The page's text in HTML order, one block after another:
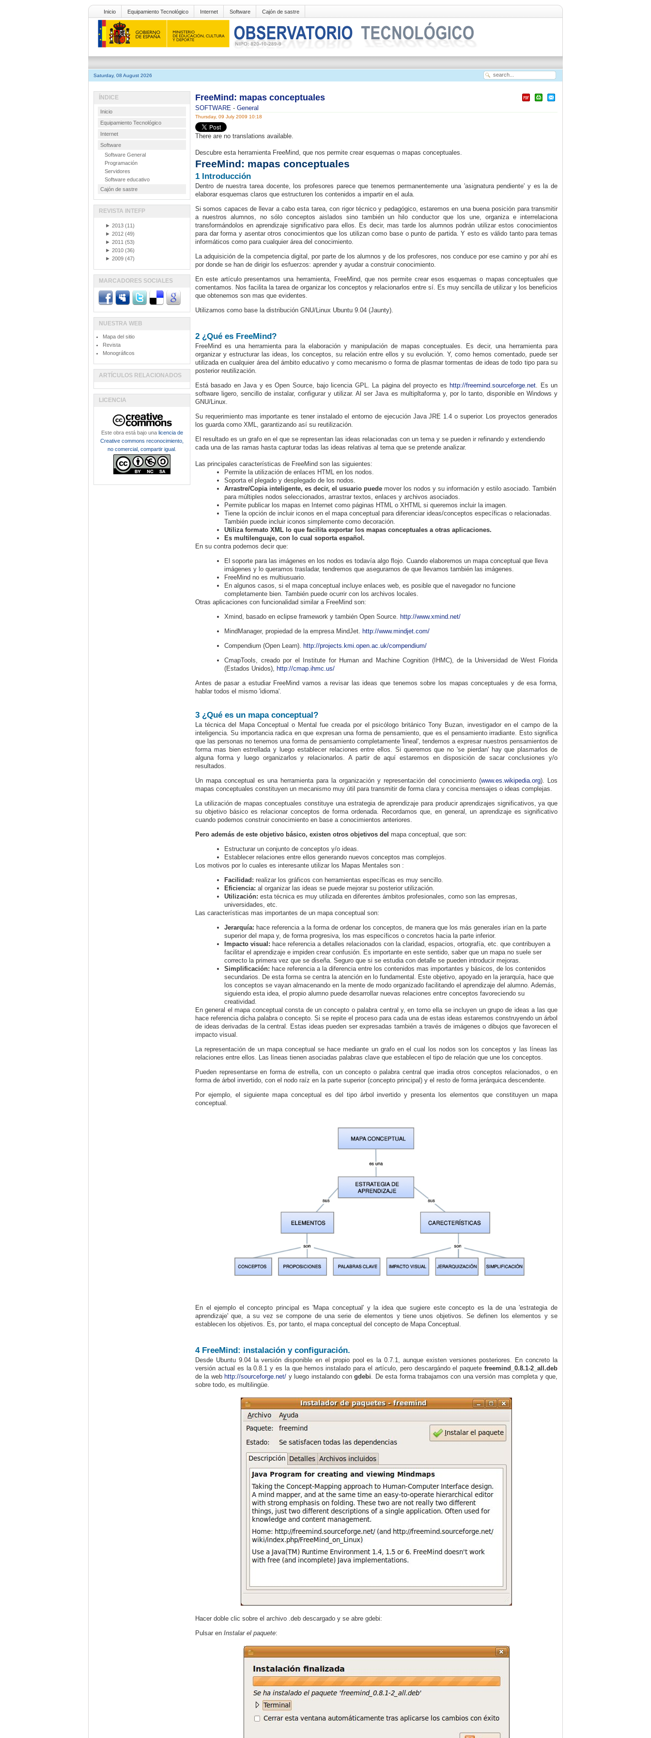
Inicio Equipamiento Tecnológico Internet Software Cajón de sastre
Saturday, 08 August 2026
FreeMind: mapas conceptuales
SOFTWARE - General
Thursday, 09 July 2009 10:18
There are no translations available.
Descubre esta herramienta FreeMind, que nos permite crear esquemas o mapas conceptuales.
FreeMind: mapas conceptuales
1 Introducción
Dentro de nuestra tarea docente, los profesores parece que tenemos permanentemente una 'asignatura pendiente' y es la de
elaborar esquemas claros que estructuren los contenidos a impartir en el aula.
Si somos capaces de llevar a cabo esta tarea, con rigor técnico y pedagógico, estaremos en una buena posición para transmitir
a nuestros alumnos, no sólo conceptos aislados sino también un hilo conductor que los une, organiza e interrelaciona
transformándolos en aprendizaje significativo para ellos. Es decir, mas tarde los alumnos podrán utilizar estos conocimientos
para dar forma y asentar otros conocimientos que los utilizan como base o punto de partida. Y esto es válido tanto para temas
informáticos como para cualquier área del conocimiento.
La adquisición de la competencia digital, por parte de los alumnos y de los profesores, nos conduce por ese camino y por ahí es
por donde se han de dirigir los esfuerzos: aprender y ayudar a construir conocimiento.
En este artículo presentamos una herramienta, FreeMind, que nos permite crear esos esquemas o mapas conceptuales que
comentamos. Nos facilita la tarea de organizar los conceptos y relacionarlos entre sí. Es muy sencilla de utilizar y los beneficios
que obtenemos son mas que evidentes.
Utilizamos como base la distribución GNU/Linux Ubuntu 9.04 (Jaunty).
2 ¿Qué es FreeMind?
FreeMind es una herramienta para la elaboración y manipulación de mapas conceptuales. Es decir, una herramienta para
organizar y estructurar las ideas, los conceptos, su relación entre ellos y su evolución. Y, como hemos comentado, puede ser
utilizada en cualquier área del ámbito educativo y como mecanismo o forma de plasmar tormentas de ideas de todo tipo para su
posterior reutilización.
Está basado en Java y es Open Source, bajo licencia GPL. La página del proyecto es http://freemind.sourceforge.net. Es un
software ligero, sencillo de instalar, configurar y utilizar. Al ser Java es multipltaforma y, por lo tanto, disponible en Windows y
GNU/Linux.
Su requerimiento mas importante es tener instalado el entorno de ejecución Java JRE 1.4 o superior. Los proyectos generados
los guarda como XML, garantizando así su reutilización.
El resultado es un grafo en el que se representan las ideas relacionadas con un tema y se pueden ir refinando y extendiendo
cada una de las ramas hasta capturar todas las ideas relativas al tema que se pretende analizar.
Las principales características de FreeMind son las siguientes:
Permite la utilización de enlaces HTML en los nodos.
Soporta el plegado y desplegado de los nodos.
Arrastre/Copia inteligente, es decir, el usuario puede mover los nodos y su información y estilo asociado. También
para múltiples nodos seleccionados, arrastrar textos, enlaces y archivos asociados.
Permite publicar los mapas en Internet como páginas HTML o XHTML si queremos incluir la imagen.
Tiene la opción de incluir iconos en el mapa conceptual para diferenciar ideas/conceptos específicas o relacionadas.
También puede incluir iconos simplemente como decoración.
Utiliza formato XML lo que facilita exportar los mapas conceptuales a otras aplicaciones.
Es multilenguaje, con lo cual soporta español.
En su contra podemos decir que:
El soporte para las imágenes en los nodos es todavía algo flojo. Cuando elaboremos un mapa conceptual que lleva
imágenes y lo queramos trasladar, tendremos que asegurarnos de que llevamos también las imágenes.
FreeMind no es multiusuario.
En algunos casos, si el mapa conceptual incluye enlaces web, es posible que el navegador no funcione
completamente bien. También puede ocurrir con los archivos locales.
Otras aplicaciones con funcionalidad similar a FreeMind son:
Xmind, basado en eclipse framework y también Open Source. http://www.xmind.net/
MindManager, propiedad de la empresa MindJet. http://www.mindjet.com/
Compendium (Open Learn). http://projects.kmi.open.ac.uk/compendium/
CmapTools, creado por el
Institute for Human and Machine Cognition (IHMC), de la Universidad de West Florida
(Estados Unidos), http://cmap.ihmc.us/
Antes de pasar a estudiar FreeMind vamos a revisar las ideas que tenemos sobre los mapas conceptuales y de esa forma,
hablar todos el mismo 'idioma'.
3 ¿Qué es un mapa conceptual?
La técnica del Mapa Conceptual o Mental fue creada por el psicólogo británico Tony Buzan, investigador en el campo de la
inteligencia. Su importancia radica en que expresan una forma de pensamiento, que es el pensamiento irradiante. Esto significa
que las personas no tenemos una forma de pensamiento completamente 'lineal', tendemos a expresar nuestros pensamientos de
forma mas bien estrellada y luego establecer relaciones entre ellos. Si queremos que no 'se pierdan' hay que plasmarlos de
alguna forma y luego organizarlos y relacionarlos. A partir de aquí estaremos en disposición de sacar conclusiones y/o
resultados.
Un mapa conceptual es una herramienta para la organización y representación del conocimiento (www.es.wikipedia.org). Los
mapas conceptuales constituyen un mecanismo muy útil para transmitir de forma clara y concisa mensajes o ideas complejas.
La utilización de mapas conceptuales constituye una estrategia de aprendizaje para producir aprendizajes significativos, ya que
su objetivo básico es relacionar conceptos de forma ordenada. Recordamos que, en general, un aprendizaje es significativo
cuando podemos construir conocimiento en base a conocimientos anteriores.
Pero además de este objetivo básico, existen otros objetivos del mapa conceptual, que son:
Estructurar un conjunto de conceptos y/o ideas.
Establecer relaciones entre ellos generando nuevos conceptos mas complejos.
Los motivos por lo cuales es interesante utilizar los Mapas Mentales son :
Facilidad: realizar los gráficos con herramientas específicas es muy sencillo.
Eficiencia: al organizar las ideas se puede mejorar su posterior utilización.
Utilización: esta técnica es muy utilizada en diferentes ámbitos profesionales, como son las empresas,
universidades, etc.
Las características mas importantes de un mapa conceptual son:
Jerarquía: hace referencia a la forma de ordenar los conceptos, de manera que los más generales irían en la parte
superior del mapa y, de forma progresiva, los mas específicos o concretos hacia la parte inferior.
Impacto visual: hace referencia a detalles relacionados con la claridad, espacios, ortografía, etc. que contribuyen a
facilitar el aprendizaje e impiden crear confusión. Es importante en este sentido, saber que un mapa no suele ser
correcto la primera vez que se diseña. Seguro que si se estudia con detalle se pueden introducir mejoras.
Simplificación: hace referencia a la diferencia entre los contenidos mas importantes y básicos, de los contenidos
secundarios. De esta forma se centra la atención en lo fundamental. Este objetivo, apoyado en la jerarquía, hace que
los conceptos se vayan almacenando en la mente de modo organizado facilitando el aprendizaje del alumno. Además,
siguiendo esta idea, el propio alumno puede desarrollar nuevas relaciones entre conceptos favoreciendo su
creatividad.
En general el mapa conceptual consta de un concepto o palabra central y, en torno ella se incluyen un grupo de ideas a las que
hace referencia dicha palabra o concepto. Si se repite el proceso para cada una de estas ideas estaremos construyendo un árbol
de ideas derivadas de la central. Estas ideas pueden ser expresadas también a través de imágenes o dibujos que favorecen el
impacto visual.
La representación de un mapa conceptual se hace mediante un grafo en el cual los nodos son los conceptos y las líneas las
relaciones entre ellos. Las líneas tienen asociadas palabras clave que establecen el tipo de relación que une los conceptos.
Pueden representarse en forma de estrella, con un concepto o palabra central que irradia otros conceptos relacionados, o en
forma de árbol invertido, con el nodo raíz en la parte superior (concepto principal) y el resto de forma jerárquica descendente.
Por ejemplo, el siguiente mapa conceptual es del tipo árbol invertido y presenta los elementos que constituyen un mapa
conceptual.
En el ejemplo el concepto principal es 'Mapa conceptual' y la idea que sugiere este concepto es la de una 'estrategia de
aprendizaje' que, a su vez se compone de una serie de elementos y tiene unos objetivos. Se definen los elementos y se
establecen los objetivos. Es, por tanto, el mapa conceptual del concepto de Mapa Conceptual.
4 FreeMind: instalación y configuración.
Desde Ubuntu 9.04 laversión disponible en el propio pool es la 0.7.1, aunque existen versiones posteriores. En concreto la
versión actual es la 0.8.1 y es la que hemos instalado para el artículo, pero descargándoel paquete freemind_0.8.1-2_all.deb
de la web http://sourceforge.net/ y luego instalando congdebi. De esta forma trabajamos con una versión mas completa y que,
sobre todo, es multilingüe.
Hacer doble clic sobre el archivo .deb descargado y se abre gdebi:
Pulsar en Instalar el paquete:
ÍNDICE
Inicio
Equipamiento Tecnológico
Internet
Software
Software General
Programación
Servidores
Software educativo
Cajón de sastre
REVISTA INTEFP
► 2013 (11)
► 2012 (49)
► 2011 (53)
► 2010 (36)
► 2009 (47)
MARCADORES SOCIALES
NUESTRA WEB
Mapa del sitio
Revista
Monográficos
ARTÍCULOS RELACIONADOS
LICENCIA
Este obra está bajo una licencia de
Creative commons reconocimiento,
no comercial, compartir igual